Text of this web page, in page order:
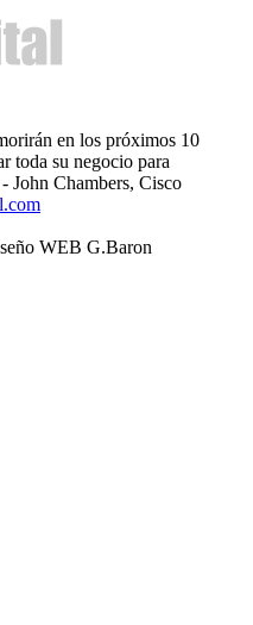
en los próximos 10
toda su negocio para
John Chambers, Cisco
WEB G.Baron